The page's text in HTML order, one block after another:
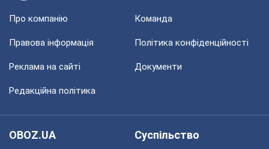
Про компанію Команда
Правова інформація Політика конфіденційності
Реклама на сайті Документи
Редакційна політика
OBOZ.UA
Суспільство